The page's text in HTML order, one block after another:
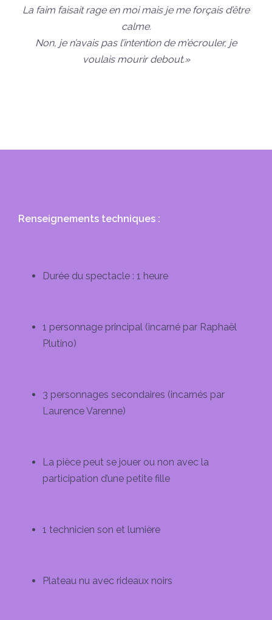
La faim faisait rage en moi mais je me forçais d’être
calme.
Non, je n’avais pas l’intention de m’écrouler, je
voulais mourir debout.»
Renseignements techniques :
Durée du spectacle : 1 heure
1 personnage principal (incarné par Raphaël
Plutino)
3 personnages secondaires (incarnés par
Laurence Varenne)
La pièce peut se jouer ou non avec la
participation d’une petite fille
1 technicien son et lumière
Plateau nu avec rideaux noirs